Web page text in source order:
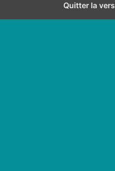
Quitter la